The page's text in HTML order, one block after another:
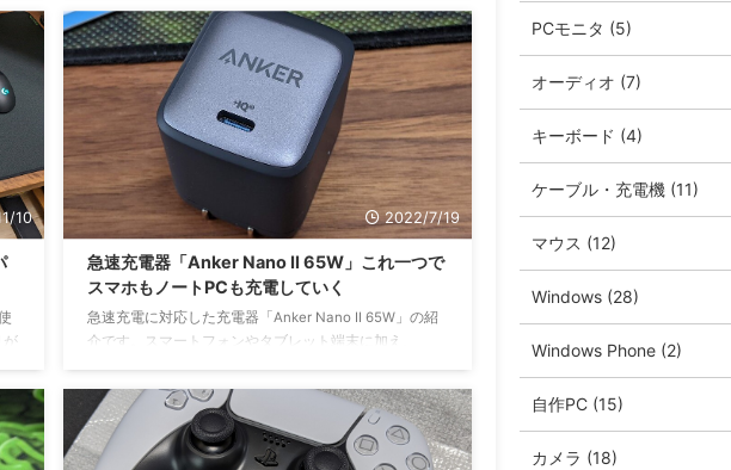
ク
劫な存在です。そのため、PCケース裏・下に溜まった
ホコリ汚れが溜まりやすく、排熱にも悪影響を及ぼす可
能性もあります。 それでも私は不定期ですが力を振り
絞ってPCケースを動かして、倒して、開けて、パーツ
メンテナンス・交換をする。パーツにスマホのライトを
当てて様子を見たり、エアダスターを吹きかけたりして
いました。 このように力を振り絞ることができればい
いです ...
10
が
面
2022/7/19
急速充電器「Anker Nano II 65W」これ一つで
スマホもノートPCも充電していく
急速充電に対応した充電器「Anker Nano II 65W」の紹
介です。スマートフォンやタブレット端末に加え、
使用可能です。 iPhoneやAndroidスマホにも急速充電
一般的な5W出力の充電器に比べ、最大3倍速く充電でき
ます (iPhone 13を0%から50%まで充電した場合での比
較) 。USB Power Deliveryにも対応しておりGalaxy S21
PCモニタ (5)
オーディオ (7)
キーボード (4)
ケーブル・充電機 (11)
マウス (12)
Windows (28)
Windows Phone (2)
自作PC (15)
カメラ (18)